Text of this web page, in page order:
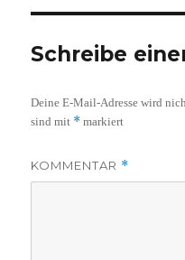
Schreibe
Deine E-Mail-Adresse wird
sind mit * markiert
KOMMENTAR *